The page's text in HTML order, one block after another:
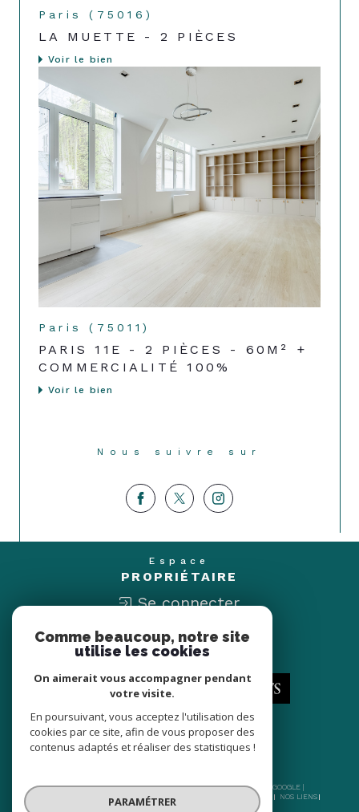
Paris (75016)
LA MUETTE - 2 PIÈCES
Voir le bien
Paris (75011)
PARIS 11E - 2 PIÈCES - 60M² +
COMMERCIALITÉ 100%
Voir le bien
Nous suivre sur
Espace
PROPRIÉTAIRE
Se connecter
Nous
ADHÉRONS
© 2026 | TOUS DROITS RÉSERVÉS | TRADUCTION POWERED BY GOOGLE |
PLAN DU SITE ADMIN
NOS LIENS
POLITIQUE RGPD
Comme beaucoup, notre site
utilise les cookies
On aimerait vous accompagner pendant
votre visite.
En poursuivant, vous acceptez l'utilisation des
cookies par ce site, afin de vous proposer des
contenus adaptés et réaliser des statistiques !
PARAMÉTRER